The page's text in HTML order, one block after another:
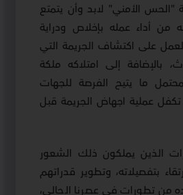
الأمني" لابد وأن يتمتع
أداء عمله بإخلاص ودراية
على اكتشاف الجريمة التي
بالإضافة إلى امتلاكه ملكة
ما يتيح الفرصة للجهات
عملية اجهاض الجريمة قبل
الذين يملكون ذلك الشعور
بتفصيلاته، وتطوير قدراتهم
تطورات في عصرنا الحالي،